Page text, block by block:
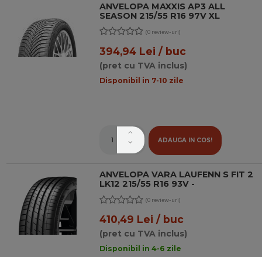
ANVELOPA MAXXIS AP3 ALL
SEASON 215/55 R16 97V XL
(0 review-uri)
394,94 Lei / buc
(pret cu TVA inclus)
Disponibil in 7-10 zile
ADAUGA IN COS!
ANVELOPA VARA LAUFENN S FIT 2
LK12 215/55 R16 93V -
(0 review-uri)
410,49 Lei / buc
(pret cu TVA inclus)
Disponibil in 4-6 zile